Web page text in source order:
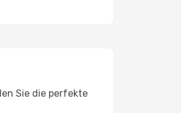
Sie die perfekte